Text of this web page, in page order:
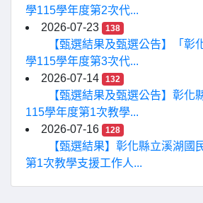
學115學年度第2次代...
2026-07-23
138
【甄選結果及甄選公告】「彰
學115學年度第3次代...
2026-07-14
132
【甄選結果及甄選公告】彰化
115學年度第1次教學...
2026-07-16
128
【甄選結果】彰化縣立溪湖國
第1次教學支援工作人...